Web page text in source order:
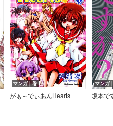
マンガ｜巻
がぁ～でぃあんHearts
マンガ
坂本で